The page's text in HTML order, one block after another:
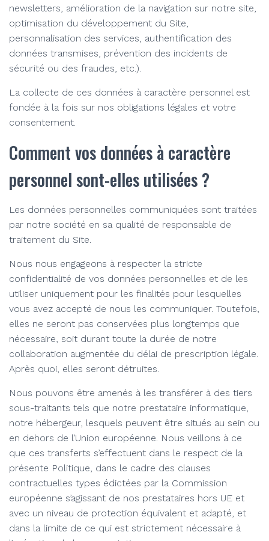
newsletters, amélioration de la navigation sur notre site,
optimisation du développement du Site,
personnalisation des services, authentification des
données transmises, prévention des incidents de
sécurité ou des fraudes, etc.).
La collecte de ces données à caractère personnel est
fondée à la fois sur nos obligations légales et votre
consentement.
Comment vos données à caractère
personnel sont-elles utilisées ?
Les données personnelles communiquées sont traitées
par notre société en sa qualité de responsable de
traitement du Site.
Nous nous engageons à respecter la stricte
confidentialité de vos données personnelles et de les
utiliser uniquement pour les finalités pour lesquelles
vous avez accepté de nous les communiquer. Toutefois,
elles ne seront pas conservées plus longtemps que
nécessaire, soit durant toute la durée de notre
collaboration augmentée du délai de prescription légale.
Après quoi, elles seront détruites.
Nous pouvons être amenés à les transférer à des tiers
sous-traitants tels que notre prestataire informatique,
notre hébergeur, lesquels peuvent être situés au sein ou
en dehors de l’Union européenne. Nous veillons à ce
que ces transferts s’effectuent dans le respect de la
présente Politique, dans le cadre des clauses
contractuelles types édictées par la Commission
européenne s’agissant de nos prestataires hors UE et
avec un niveau de protection équivalent et adapté, et
dans la limite de ce qui est strictement nécessaire à